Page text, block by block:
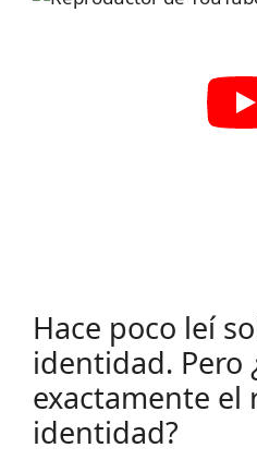
Hace poco leí
identidad. Pero
exactamente el
identidad?